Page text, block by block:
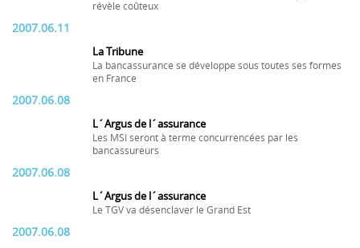
révèle coûteux
2007.06.11
La Tribune
La bancassurance se développe sous toutes ses formes
en France
2007.06.08
L´Argus de l´assurance
Les MSI seront à terme concurrencées par les
bancassureurs
2007.06.08
L´Argus de l´assurance
Le TGV va désenclaver le Grand Est
2007.06.08